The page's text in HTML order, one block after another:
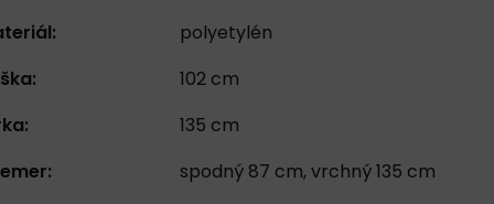
polyetylén
102 cm
135 cm
spodný 87 cm, vrchný 135 cm